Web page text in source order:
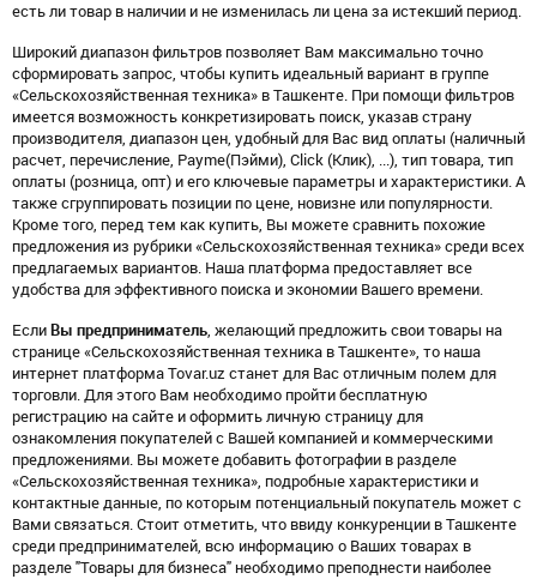
есть ли товар в наличии и не изменилась ли цена за истекший период.
Широкий диапазон фильтров позволяет Вам максимально точно
сформировать запрос, чтобы купить идеальный вариант в группе
«Сельскохозяйственная техника» в Ташкенте. При помощи фильтров
имеется возможность конкретизировать поиск, указав страну
производителя, диапазон цен, удобный для Вас вид оплаты (наличный
расчет, перечисление, Payme(Пэйми), Click (Клик), ...), тип товара, тип
оплаты (розница, опт) и его ключевые параметры и характеристики. А
также сгруппировать позиции по цене, новизне или популярности.
Кроме того, перед тем как купить, Вы можете сравнить похожие
предложения из рубрики «Сельскохозяйственная техника» среди всех
предлагаемых вариантов. Наша платформа предоставляет все
удобства для эффективного поиска и экономии Вашего времени.
Если Вы предприниматель, желающий предложить свои товары на
странице «Сельскохозяйственная техника в Ташкенте», то наша
интернет платформа Tovar.uz станет для Вас отличным полем для
торговли. Для этого Вам необходимо пройти бесплатную
регистрацию на сайте и оформить личную страницу для
ознакомления покупателей с Вашей компанией и коммерческими
предложениями. Вы можете добавить фотографии в разделе
«Сельскохозяйственная техника», подробные характеристики и
контактные данные, по которым потенциальный покупатель может с
Вами связаться. Стоит отметить, что ввиду конкуренции в Ташкенте
среди предпринимателей, всю информацию о Ваших товарах в
разделе "Товары для бизнеса" необходимо преподнести наиболее